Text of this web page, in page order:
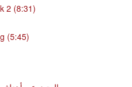
2 (8:31)
(5:45)